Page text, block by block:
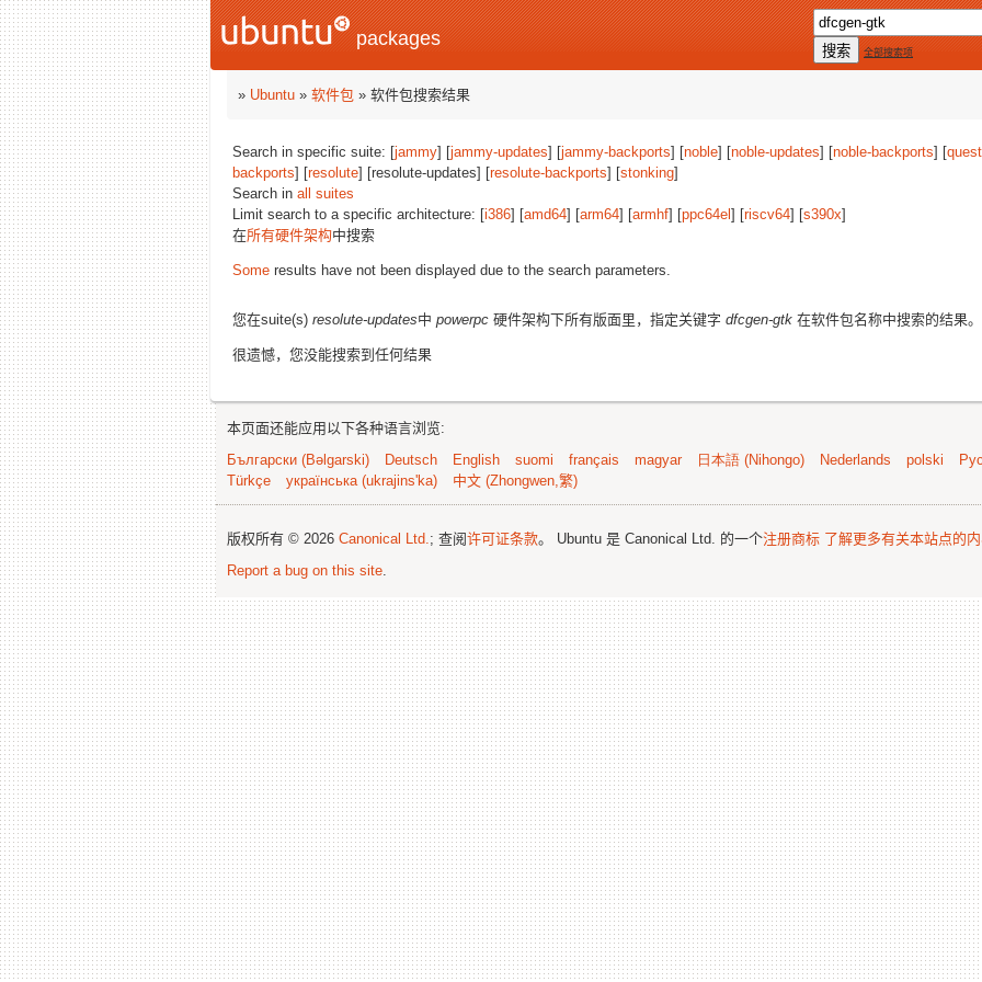
packages
全部搜索项
» Ubuntu » 软件包 » 软件包搜索结果
Search in specific suite: [jammy] [jammy-updates] [jammy-backports] [noble] [noble-updates] [noble-backports] [
backports] [resolute] [resolute-updates] [resolute-backports] [stonking]
Search in all suites
Limit search to a specific architecture: [i386] [amd64] [arm64] [armhf] [ppc64el ] [riscv64] [s390x]
在所有硬件架构中搜索
Some results have not been displayed due to the search parameters.
您在suite(s) resolute-updates中 powerpc 硬件架构下所有版面里，指定关键字 dfcgen-gtk 在软件包名称中搜索的结果。
很遗憾，您没能搜索到任何结果
本页面还能应用以下各种语言浏览:
Български (Bəlgarski)
Deutsch English suomi français magyar 日本語 (Nihongo) Nederlands polski
Türkçe
українська (ukrajins'ka) 中文 (Zhongwen,繁)
版权所有 © 2026 Canonical Ltd.; 查阅许可证条款。 Ubuntu 是 Canonical Ltd. 的一个注册商标 了解更多有关本站点的
Report a bug on this site.